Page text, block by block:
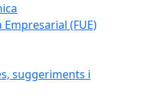
(FUE)
suggeriments i